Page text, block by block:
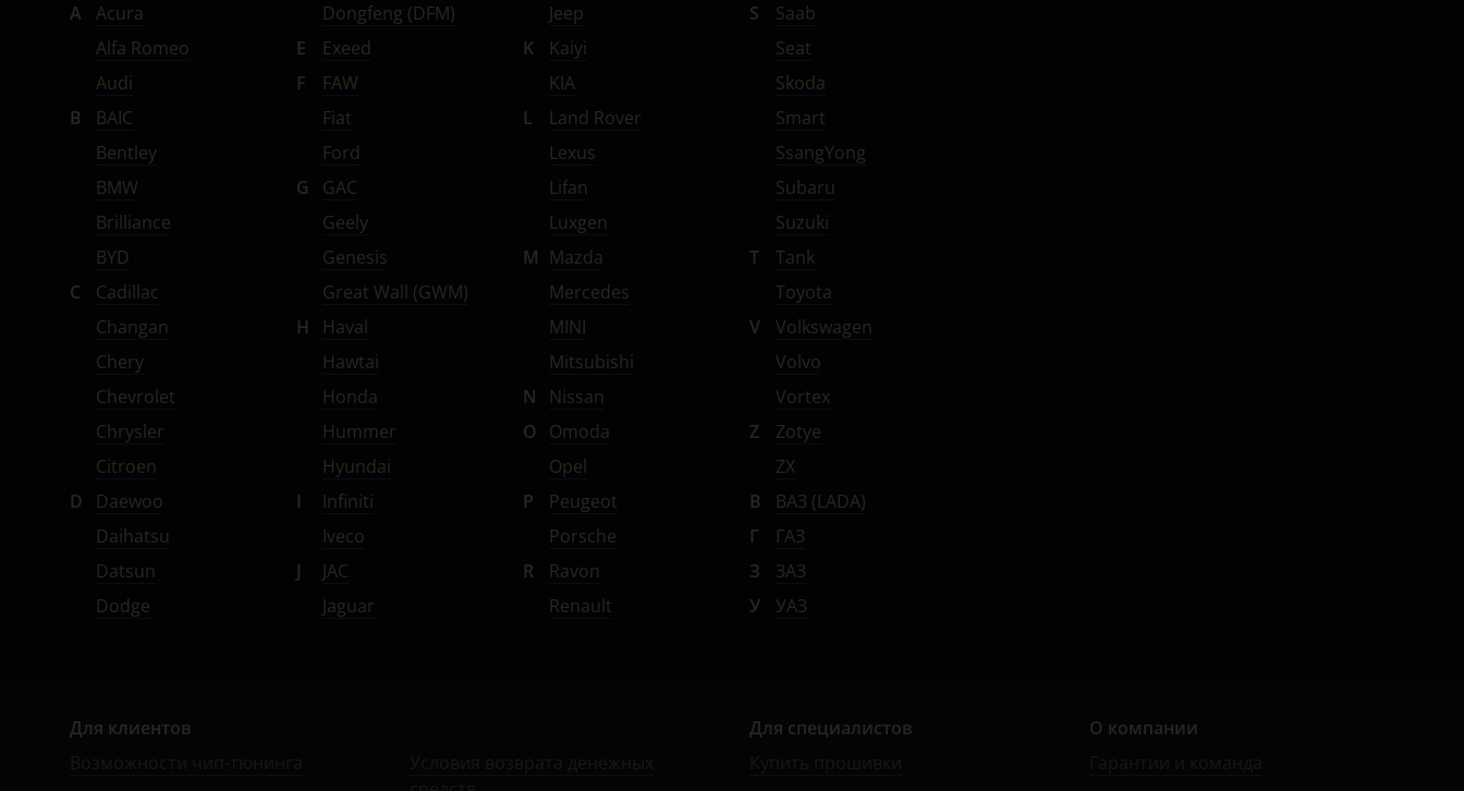
Ravon
Renault
Saab
Seat
Skoda
Smart
SsangYong
Subaru
Suzuki
Tank
Toyota
Volkswagen
Volvo
Vortex
A
Acura
Alfa Romeo
Audi
B
BAIC
Bentley
BMW
Brilliance
BYD
C
Cadillac
Changan
Chery
Chevrolet
Chrysler
Citroen
D
Daewoo
Daihatsu
Datsun
Dodge
Dongfeng (DFM)
E
Exeed
F
FAW
Fiat
Ford
G
GAC
Geely
Genesis
Great Wall (GWM)
H
Haval
Hawtai
Honda
Hummer
Hyundai
I
Infiniti
Iveco
J
JAC
Jaguar
Jeep
K
Kaiyi
KIA
L
Land Rover
Lexus
Lifan
Luxgen
M Mazda
Mercedes
MINI
Mitsubishi
N
Nissan
O
Omoda
Opel
P
Peugeot
Porsche
R
Ravon
Renault
S
Saab
Seat
Skoda
Smart
SsangYong
Subaru
Suzuki
T
Tank
Toyota
V
Volkswagen
Volvo
Vortex
Z
Zotye
ZX
В
ВАЗ (LADA)
Г
ГАЗ
З
ЗАЗ
У
УАЗ
Для клиентов
Для специалистов
О компании